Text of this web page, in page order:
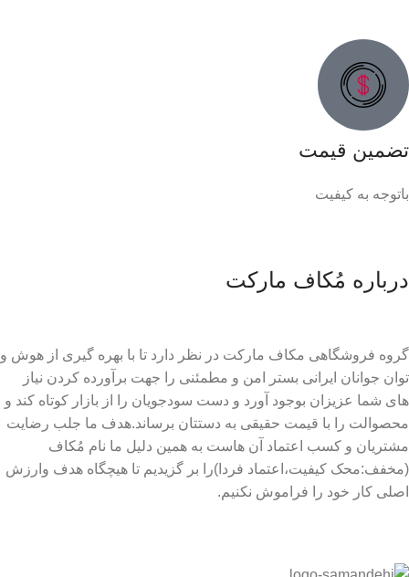
تضمین قیمت
باتوجه به کیفیت
درباره مُکاف مارکت
گروه فروشگاهی مکاف مارکت در نظر دارد تا با بهره گیری از هوش و
توان جوانان ایرانی بستر امن و مطمئنی را جهت برآورده کردن نیاز
های شما عزیزان بوجود آورد و دست سودجویان را از بازار کوتاه کند و
محصوالت را با قیمت حقیقی به دستتان برساند.هدف ما جلب رضایت
مشتریان و کسب اعتماد آن هاست به همین دلیل ما نام مُکاف
(مخفف:محک کیفیت،اعتماد فردا)را بر گزیدیم تا هیچگاه هدف وارزش
اصلی کار خود را فراموش نکنیم.